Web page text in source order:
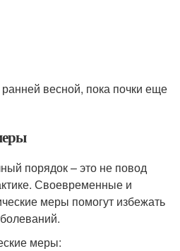
весной, пока почки еще
порядок – это не повод
Своевременные и
меры помогут избежать
меры: